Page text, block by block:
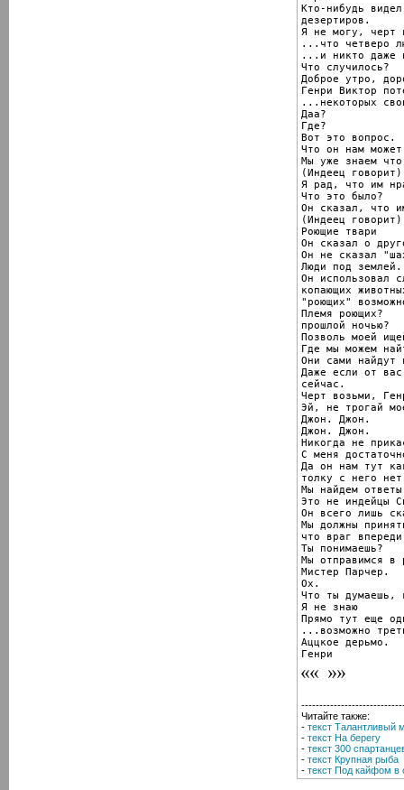
Кто-нибудь
дезертиров.
Я не могу, черт
...что четверо
...и никто даже
Что случилось?
Доброе утро,
Генри Виктор
...некоторых
Даа?
Где?
Вот это вопрос.
Что он нам
Мы уже знаем
(Индеец говорит)
Я рад, что им
Что это было?
Он сказал, что
(Индеец говорит)
Роющие твари
Он сказал о
Он не сказал
Люди под землей.
Он использовал
копающих
"роющих"
Племя роющих?
прошлой ночью?
Позволь моей
Где мы можем
Они сами найдут
Даже если от
сейчас.
Черт возьми,
Эй, не трогай
Джон. Джон.
Джон. Джон.
Никогда не
С меня
Да он нам тут
толку с него
Мы найдем
Это не индейцы
Он всего лишь
Мы должны
что враг
Ты понимаешь?
Мы отправимся в
Мистер Парчер.
Ох.
Что ты думаешь,
Я не знаю
Прямо тут еще
...возможно
Аццкое дерьмо.
Генри
Читайте также:
- текст Талантливый
- текст На берегу
- текст 300
- текст Крупная рыба
- текст Под кайфом в